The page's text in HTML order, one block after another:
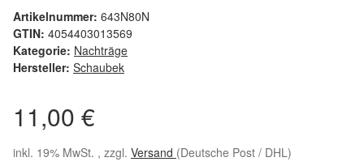
Artikelnummer: 643N80N
GTIN: 4054403013569
Kategorie: Nachträge
Hersteller: Schaubek
11,00 €
inkl. 19% MwSt. , zzgl. Versand (Deutsche Post / DHL)